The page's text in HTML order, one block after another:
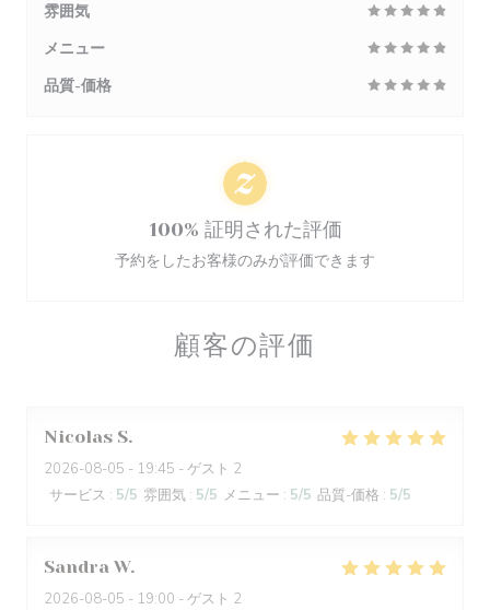
顧客の評価
Nicolas S
2026-08-05 - 19:45 - ゲスト 2
サービス : 5/5 雰囲気 : 5/5 メニュー : 5/5 品質-価格 : 5/5
Sandra W
2026-08-05 - 19:00 - ゲスト 2
雰囲気
メニュー
品質-価格
100% 証明された評価
予約をしたお客様のみが評価できます